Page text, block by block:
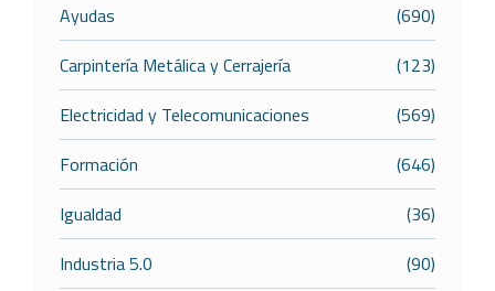
Ayudas
(690)
Carpintería Metálica y Cerrajería
(123)
Electricidad y Telecomunicaciones
(569)
Formación
(646)
Igualdad
(36)
Industria 5.0
(90)